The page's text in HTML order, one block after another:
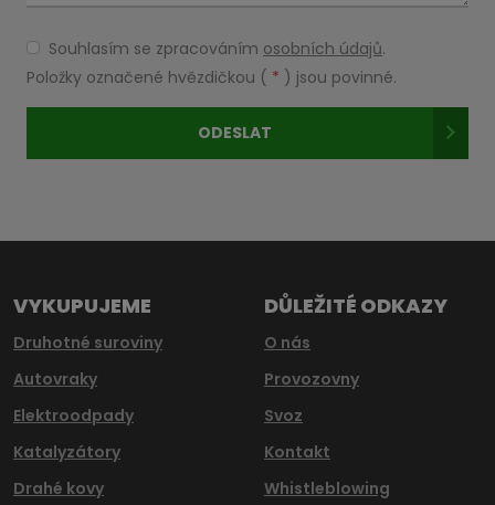
Souhlasím
se
zpracováním
osobních
Souhlasím se zpracováním osobních údajů.
Položky označené hvězdičkou ( * ) jsou povinné.
ODESLAT
nepodařilo
VYKUPUJEME
Druhotné suroviny
Autovraky
Elektroodpady
Katalyzátory
Drahé kovy
DŮLEŽITÉ ODKAZY
O nás
Provozovny
Svoz
Kontakt
Whistleblowing